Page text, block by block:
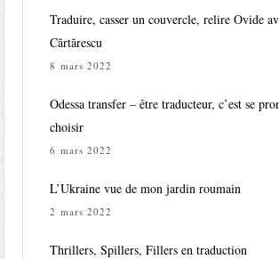
Traduire, casser un couvercle, relire Ovide
Cărtărescu
8 mars 2022
Odessa transfer – être traducteur, c’est se
choisir
6 mars 2022
L’Ukraine vue de mon jardin roumain
2 mars 2022
Thrillers, Spillers, Fillers en traduction